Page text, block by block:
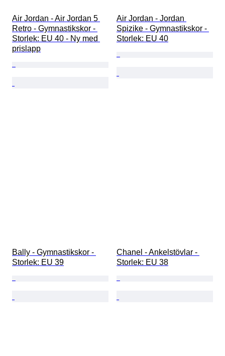
Air Jordan - Air Jordan 5
Retro - Gymnastikskor -
Storlek: EU 40 - Ny med
prislapp
Air Jordan - Jordan
Spizike - Gymnastikskor -
Storlek: EU 40
Bally - Gymnastikskor -
Storlek: EU 39
Chanel - Ankelstövlar -
Storlek: EU 38